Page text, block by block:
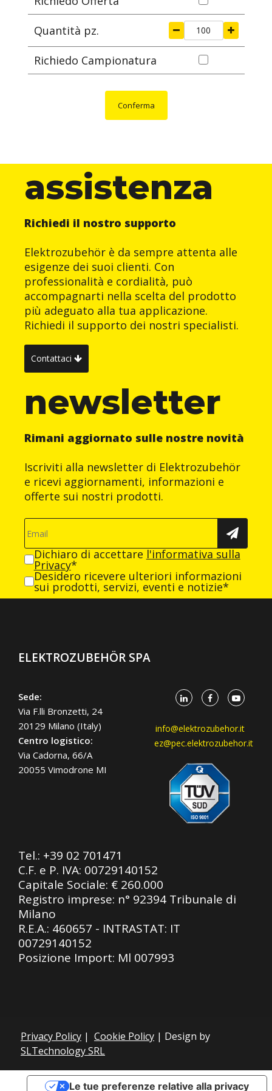
Quantità pz.
Richiedo Campionatura
Conferma
assistenza
Richiedi il nostro supporto
Elektrozubehör è da sempre attenta alle
esigenze dei suoi clienti. Con
professionalità e cordialità, può
accompagnarti nella scelta del prodotto
più adeguato alla tua applicazione.
Richiedi il supporto dei nostri specialisti.
Contattaci
newsletter
Rimani aggiornato sulle nostre novità
Iscriviti alla newsletter di Elektrozubehör
e ricevi aggiornamenti, informazioni e
offerte sui nostri prodotti.
Dichiaro di accettare l'informativa sulla
Privacy*
Desidero ricevere ulteriori informazioni
sui prodotti, servizi, eventi e notizie*
ELEKTROZUBEHÖR SPA
Sede:
Via F.lli Bronzetti, 24
20129 Milano (Italy)
Centro logistico:
Via Cadorna, 66/A
20055 Vimodrone MI
info@elektrozubehor.it
ez@pec.elektrozubehor.it
Tel.: +39 02 701471
C.F. e P. IVA: 00729140152
Capitale Sociale: € 260.000
Registro imprese: n° 92394 Tribunale di
Milano
R.E.A.: 460657 - INTRASTAT: IT
00729140152
Posizione Import: Ml 007993
Privacy Policy | Cookie Policy | Design by
SLTechnology SRL
Le tue preferenze relative alla privacy